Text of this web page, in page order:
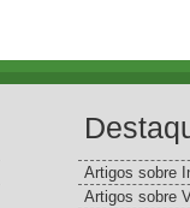
Artigos sobre
Artigos sobre